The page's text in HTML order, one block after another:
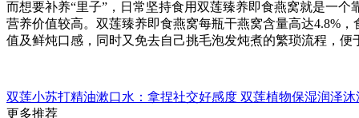
而想要补养“里子”，日常坚持食用双莲臻养即食燕窝就是一
营养价值较高。双莲臻养即食燕窝每瓶干燕窝含量高达4.8%
值及鲜炖口感，同时又免去自己挑毛泡发炖煮的繁琐流程，
双莲小苏打精油漱口水：拿捏社交好感度 双莲植物保湿润泽沐
更多推荐